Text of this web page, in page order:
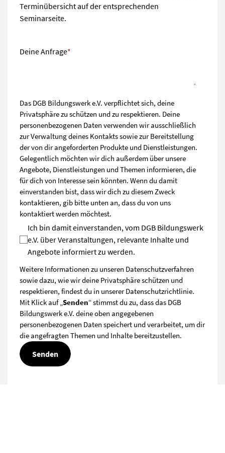
Terminübersicht auf der entsprechenden
Seminarseite.
Deine Anfrage*
Das DGB Bildungswerk e.V. verpflichtet sich, deine
Privatsphäre zu schützen und zu respektieren. Deine
personenbezogenen Daten verwenden wir ausschließlich
zur Verwaltung deines Kontakts sowie zur Bereitstellung
der von dir angeforderten Produkte und Dienstleistungen.
Gelegentlich möchten wir dich außerdem über unsere
Angebote, Dienstleistungen und Themen informieren, die
für dich von Interesse sein könnten. Wenn du damit
einverstanden bist, dass wir dich zu diesem Zweck
kontaktieren, gib bitte unten an, dass du von uns
kontaktiert werden möchtest.
Ich bin damit einverstanden, vom DGB Bildungswerk
e.V. über Veranstaltungen, relevante Inhalte und
Angebote informiert zu werden.
Weitere Informationen zu unseren Datenschutzverfahren
sowie dazu, wie wir deine Privatsphäre schützen und
respektieren, findest du in unsererDatenschutzrichtlinie.
Mit Klick auf „Senden“ stimmst du zu, dass das DGB
Bildungswerk e.V. deine oben angegebenen
personenbezogenen Daten speichert und verarbeitet, um dir
die angefragten Themen und Inhalte bereitzustellen.